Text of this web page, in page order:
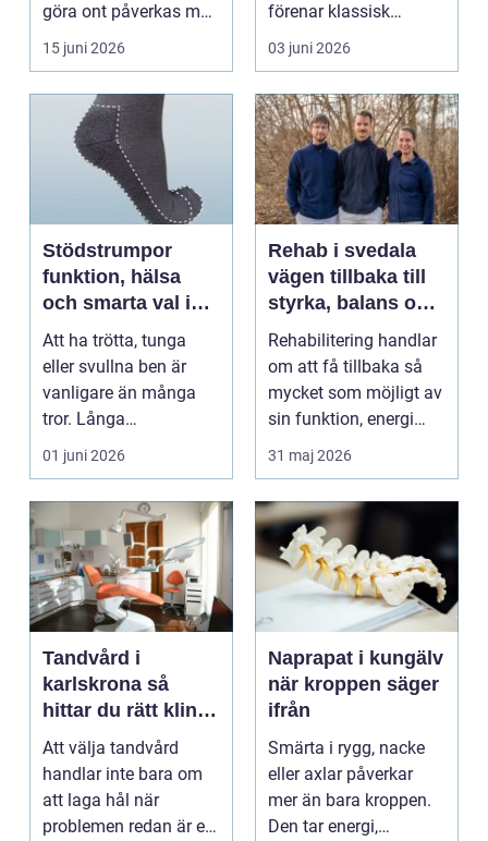
göra ont påverkas mer
15 juni 2026
förenar klassisk
massage med
energibas...
03 juni 2026
Stödstrumpor
funktion, hälsa
och smarta val i
vardagen
Att ha trötta, tunga
eller svullna ben är
vanligare än många
tror. Långa
arbetsdagar på hårda
golv, ...
01 juni 2026
Rehab i svedala
vägen tillbaka till
styrka, balans och
vardag
Rehabilitering handlar
om att få tillbaka så
mycket som möjligt av
sin funktion, energi
och trygghet...
31 maj 2026
Tandvård i
karlskrona så
hittar du rätt klinik
för långsiktig
munhälsa
Att välja tandvård
handlar inte bara om
att laga hål när
problemen redan är ett
Naprapat i kungälv
när kroppen säger
ifrån
Smärta i rygg, nacke
eller axlar påverkar
mer än bara kroppen.
Den tar energi,